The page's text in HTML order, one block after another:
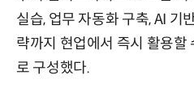
실습, 업무 자동화 구축, AI 기
략까지 현업에서 즉시 활용할
로 구성했다.